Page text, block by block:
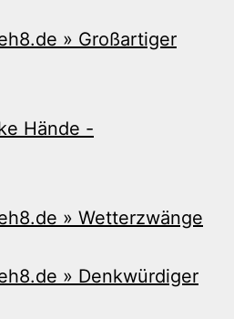
» Großartiger
Hände -
» Wetterzwänge
» Denkwürdiger